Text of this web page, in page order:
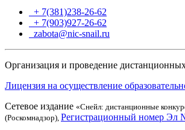
+ 7(381)238-26-62
+ 7(903)927-26-62
zabota@nic-snail.ru
Организация и проведение
Лицензия на осуществление
Сетевое издание «Снейл: дистанционные
(Роскомнадзор), Регистрационный номер Эл